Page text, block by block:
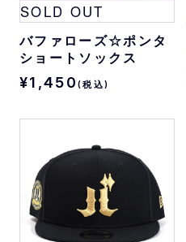
SOLD OUT
バファローズ☆ポンタ
ショートソックス
¥1,450 (税込)